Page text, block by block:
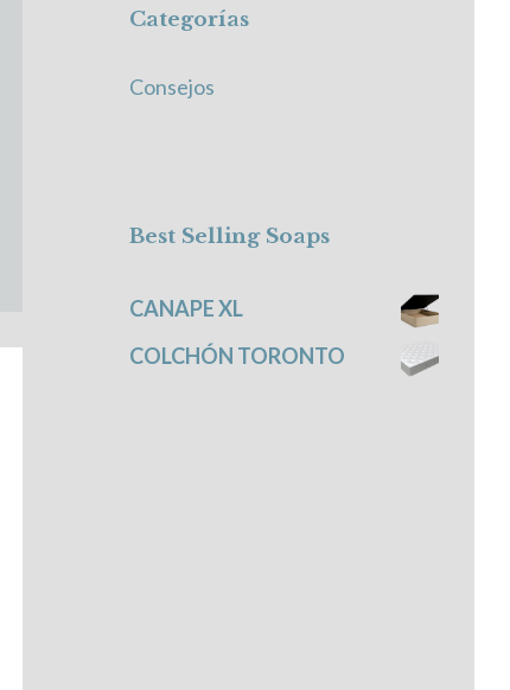
Categorías
Consejos
Best Selling Soaps
CANAPE XL
COLCHÓN TORONTO